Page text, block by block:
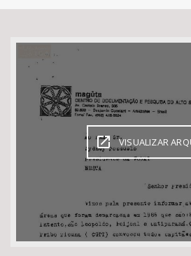
Bioma / Bacia
Tema
Subtema
Área de Levantamento
VISUALIZAR